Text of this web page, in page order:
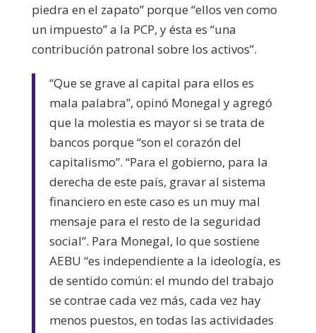
piedra en el zapato” porque “ellos ven como
un impuesto” a la PCP, y ésta es “una
contribución patronal sobre los activos”.
“Que se grave al capital para ellos es
mala palabra”, opinó Monegal y agregó
que la molestia es mayor si se trata de
bancos porque “son el corazón del
capitalismo”. “Para el gobierno, para la
derecha de este país, gravar al sistema
financiero en este caso es un muy mal
mensaje para el resto de la seguridad
social”. Para Monegal, lo que sostiene
AEBU “es independiente a la ideología, es
de sentido común: el mundo del trabajo
se contrae cada vez más, cada vez hay
menos puestos, en todas las actividades